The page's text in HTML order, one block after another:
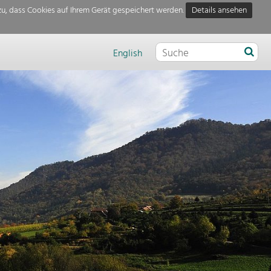
dass Cookies auf Ihrem Gerät gespeichert werden.
Details ansehen
English